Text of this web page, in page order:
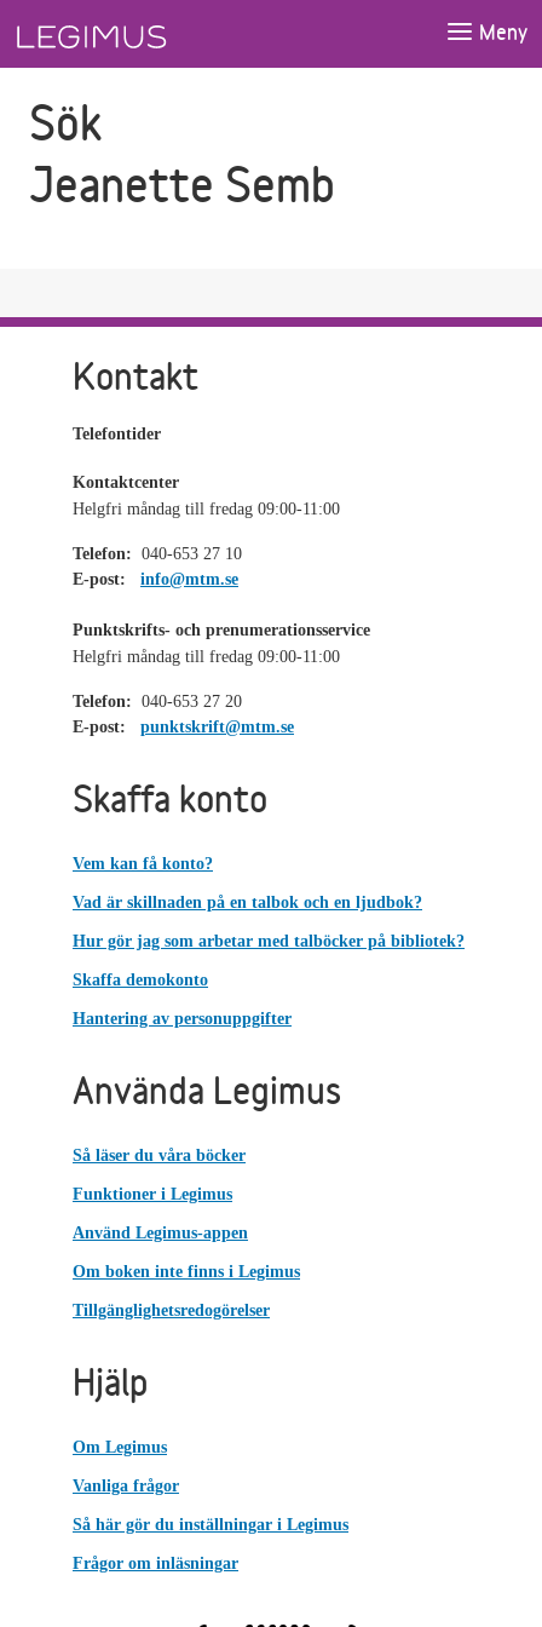
Meny
Sök
Jeanette Semb
Kontakt
Telefontider
Kontaktcenter
Helgfri måndag till fredag 09:00-11:00
Telefon: 040-653 27 10
E-post:
info@mtm.se
Punktskrifts- och prenumerationsservice
Helgfri måndag till fredag 09:00-11:00
Telefon: 040-653 27 20
E-post:
punktskrift@mtm.se
Skaffa konto
Vem kan få konto?
Vad är skillnaden på en talbok och en ljudbok?
Hur gör jag som arbetar med talböcker på bibliotek?
Skaffa demokonto
Hantering av personuppgifter
Använda Legimus
Så läser du våra böcker
Funktioner i Legimus
Använd Legimus-appen
Om boken inte finns i Legimus
Tillgänglighetsredogörelser
Hjälp
Om Legimus
Vanliga frågor
Så här gör du inställningar i Legimus
Frågor om inläsningar